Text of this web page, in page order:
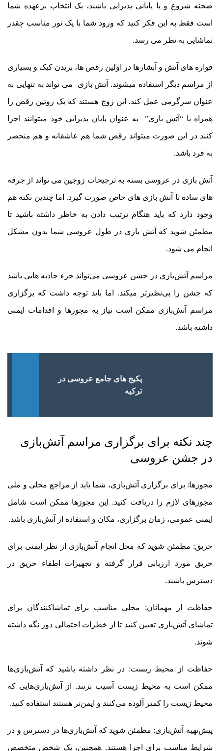
صحنه شروع و یا پایانی پذیرایی باشند، یک انتخاب برعهده شما
است فقط به این فکر کنید که ورود شما با یک نور مناسب چقدر
تماشایی به نظر می رسد.
فواره های آتش و آبشارها در اولین رقص ها، بریدن کیک و بسیاری
از مراسم دیگر استفاده میشوند. آتش بازی می تواند به تنهایی به
عنوان سرگرمی عمل کند. این زوج هستند که یک روتین رقص را
همراه با “آتش بازی” به عنوان پایان پذیرایی خود میتوانند اجرا
کنند در این صورت میتواند رقص شما هم عاشقانه و هم منحصر
به فرد باشد.
آتش بازی در عروسی بسته به ترجیحات زوجین می تواند از جرقه
های ساده تا آتش بازی های خاص صورت گیرد. اما چندین نکته هم
وجود دارد که باید هنگام ترتیب دادن به خاطر داشته باشید تا
مطمئن شوید که آتش بازی در طول عروسی شما بدون مشکل
انجام می شود.
مراسم آتش‌بازی در جشن عروسی می‌تواند جزء جاذبه هایی باشد
که جشن را بی‌نظیرتر میکند. اما باید توجه داشت که برگزاری
مراسم آتش‌بازی ممکن است نیاز به مجوزها و اقدامات ایمنی
داشته باشد.
پکیج های جامع عروسی در
ترکیه
چند نکته برای برگزاری مراسم آتش‌بازی
در جشن عروسی
مجوزها: برای برگزاری آتش‌بازی، شما باید از مراجع محلی و ملی
مجوزهای لازم را دریافت کنید. این مجوزها ممکن است شامل
ایمنی عمومی، زمان برگزاری، مکان و استفاده از آتش‌بازی باشد.
حریق: مطمئن شوید که محل انجام آتش‌بازی از نظر ایمنی برای
حریق مورد ارزیابی قرار گرفته و تجهیزات اطفاء حریق در
دسترس باشند.
حفاظت از مهمانان: محلی مناسب برای تماشاکنندگان برای
تماشای آتش‌بازی تعیین کنید تا از خطرات احتمالی دور نگه داشته
شوند.
حفاظت از محیط زیست: در نظر داشته باشید که آتش‌بازی‌ها
ممکن است به محیط زیست آسیب بزنند. از آتش‌بازی‌هایی که
محیط زیست را کمتر آلوده می‌کنند و ایمن‌تر هستند استفاده کنید.
پیش‌تهیه آتش‌بازی: مطمئن شوید که آتش‌بازی‌ها در دسترس و در
شرایط مناسب برای اجرا هستند. همچنین، یک شخص متخصص